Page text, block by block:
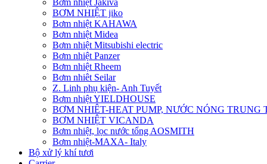
Bơm nhiệt Jakiva
BƠM NHIỆT jiko
Bơm nhiệt KAHAWA
Bơm nhiệt Midea
Bơm nhiệt Mitsubishi electric
Bơm nhiệt Panzer
Bơm nhiệt Rheem
Bơm nhiêt Seilar
Z. Linh phụ kiện- Anh Tuyết
Bơm nhiệt YIELDHOUSE
BƠM NHIÊT-HEAT PUMP, NƯỚC NÓNG TRUNG
BƠM NHIỆT VICANDA
Bơm nhiệt, lọc nước tổng AOSMITH
Bơm nhiệt-MAXA- Italy
Bộ xử lý khí tươi